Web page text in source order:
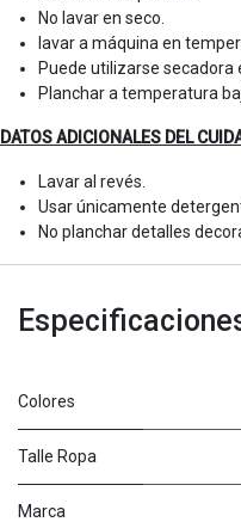
No lavar en seco.
lavar a máquina en
Puede utilizarse secadora
Planchar a temperatura
DATOS ADICIONALES DEL
Lavar al revés.
Usar únicamente
No planchar detalles
Colores
Talle Ropa
Marca